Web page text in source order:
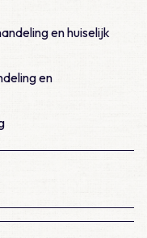
en huiselijk
en